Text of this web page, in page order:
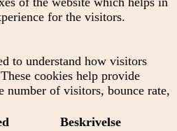
for the visitors.
to understand how visitors
cookies help provide
number of visitors, bounce rate,
Beskrivelse